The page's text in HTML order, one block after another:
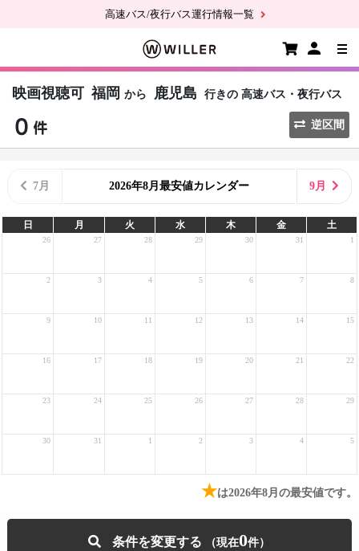
高速バス/夜行バス運行情報一覧
映画視聴可 福岡 から 鹿児島 行きの 高速バス・夜行バス
逆区間
7月 2026年8月最安値カレンダー 9月
日 月 火 水 木 金 土
26 27 28 29 30 31 1
2 3 4 5 6 7 8
9 10 11 12 13 14 15
16 17 18 19 20 21 22
23 24 25 26 27 28 29
30 31 1 2 3 4 5
★は2026年8月の最安値です。
条件を変更する 0